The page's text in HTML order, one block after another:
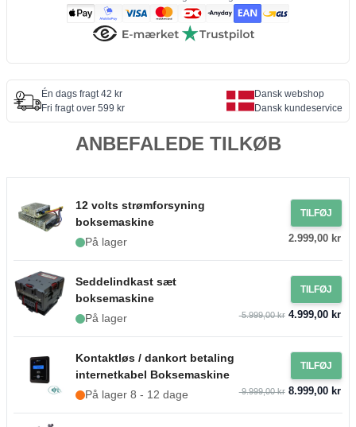
Én dags fragt 42 kr
Fri fragt over 599 kr
Dansk webshop
Dansk kundeservice
ANBEFALEDE TILKØB
12 volts strømforsyning
boksemaskine
På lager
TILFØJ
2.999,00 kr
Seddelindkast sæt
boksemaskine
På lager
TILFØJ
5.999,00 kr4.999,00 kr
Kontaktløs / dankort betaling
internetkabel Boksemaskine
På lager 8 - 12 dage
TILFØJ
9.999,00 kr8.999,00 kr